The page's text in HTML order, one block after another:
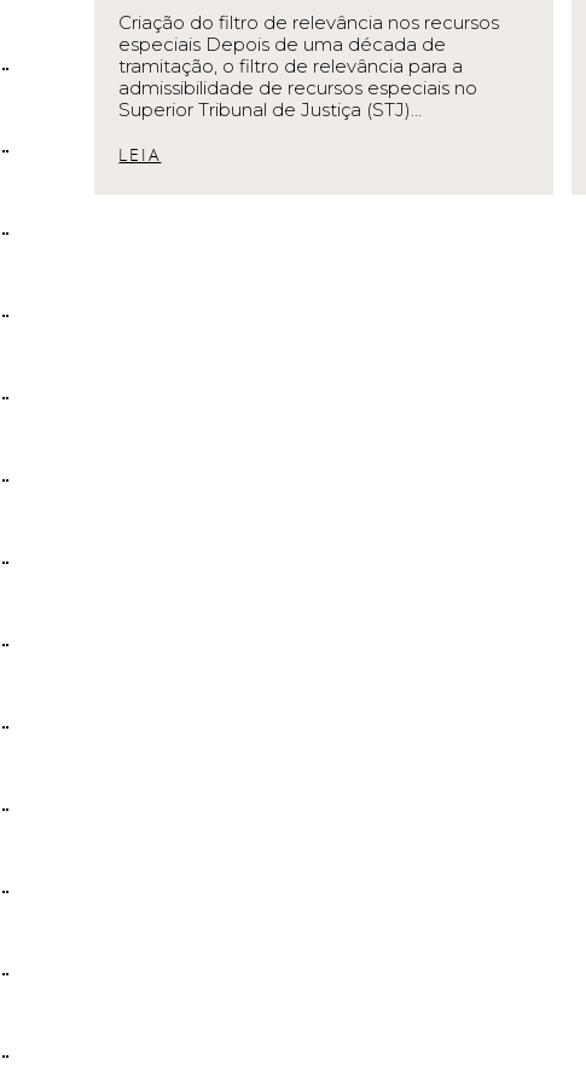
Criação do filtro de relevância nos recursos
especiais Depois de uma década de
tramitação, o filtro de relevância para a
admissibilidade de recursos especiais no
Superior Tribunal de Justiça (STJ)…